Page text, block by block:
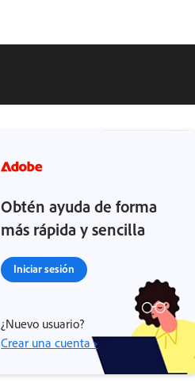
Obtén ayuda de forma
más rápida y sencilla
Iniciar sesión
¿Nuevo usuario?
Crear una cuenta ›